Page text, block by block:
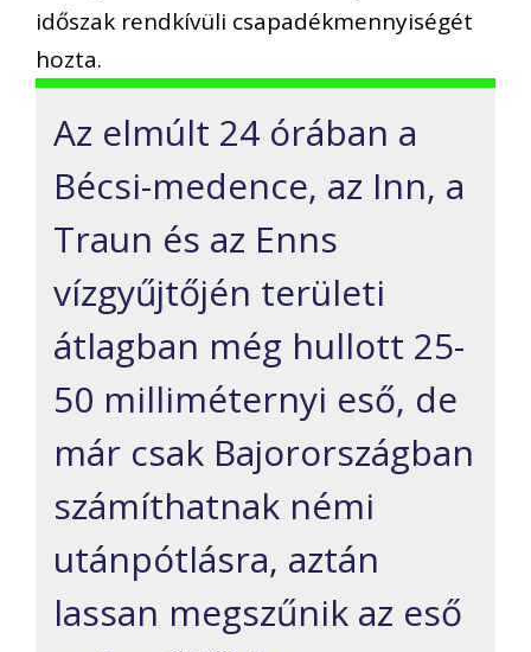
időszak rendkívüli csapadékmennyiségét
hozta.
Az elmúlt 24 órában a
Bécsi-medence, az Inn, a
Traun és az Enns
vízgyűjtőjén területi
átlagban még hullott 25-
50 milliméternyi eső, de
már csak Bajorországban
számíthatnak némi
utánpótlásra, aztán
lassan megszűnik az eső